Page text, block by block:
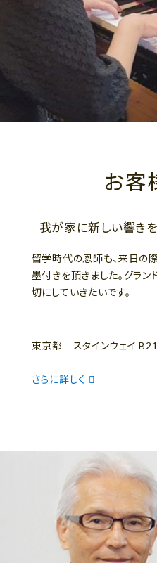
お客
我が家に新しい響きを
留学時代の恩師も、来日の
墨付きを頂きました。グラ
切にしていきたいです。
東京都 スタインウェイ
さらに詳しく